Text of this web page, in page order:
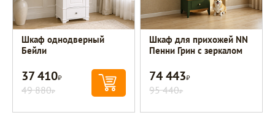
Шкаф однодверный
Бейли
37 410Р
49 880Р
Шкаф для прихожей NN
Пенни Грин с зеркалом
74 443Р
95 440Р